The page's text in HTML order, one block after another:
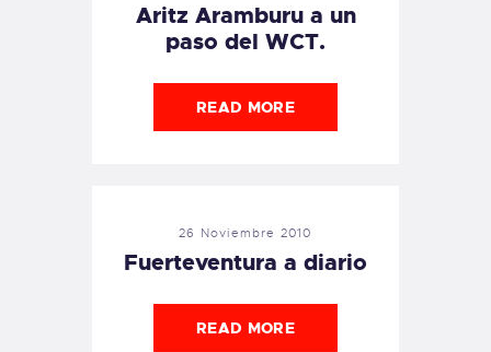
Aritz Aramburu a un
paso del WCT.
READ MORE
26 Noviembre 2010
Fuerteventura a diario
READ MORE